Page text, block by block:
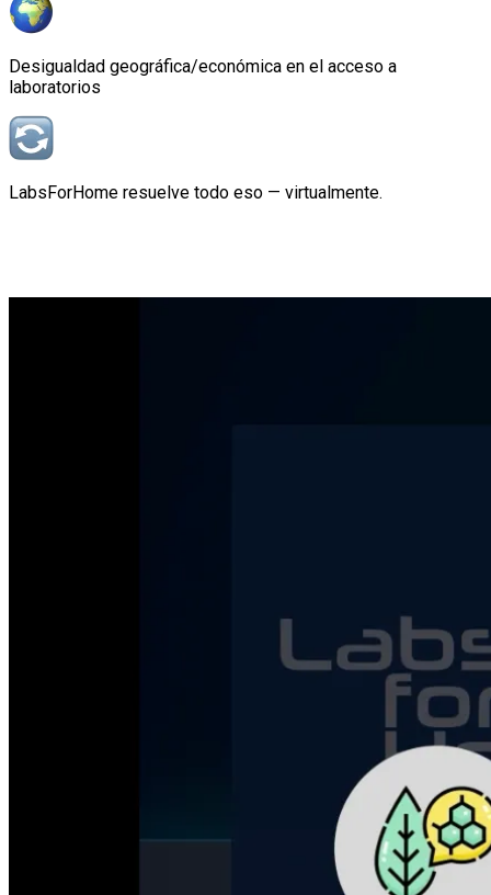
Desigualdad geográfica/económica en el acceso a
laboratorios
LabsForHome resuelve todo eso — virtualmente.